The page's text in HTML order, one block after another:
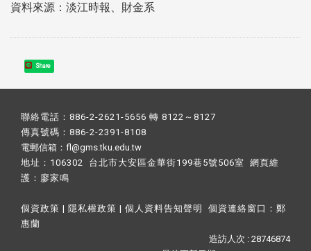
資料來源：淡江時報、財金系
Share
聯絡電話：886-2-2621-5656 轉 8122～8127
傳真號碼：886-2-2391-8108
電郵信箱：fl@gms.tku.edu.tw
地址：106302 台北市大安區金華街199巷5號506室 網頁維
護： 廖家鳴​
個資政策 | 隱私權政策 | 個人資料告知聲明 個資連絡窗口： 鄭
惠蘭
造訪人次 : 28746874